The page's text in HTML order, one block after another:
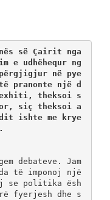
së Çairit nga
e udhëhequr ng
në pye
pranonte një d
theksoi s
siç theksoi a
ishte me krye
debateve. Jam
të imponoj një
se politika ësh
fyerjesh dhe s